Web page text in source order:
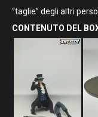
“taglie” degli altri
CONTENUTO DEL